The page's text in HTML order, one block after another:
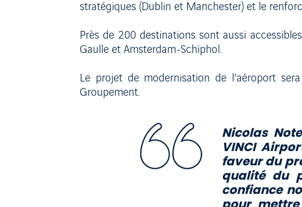
stratégiques (Dublin et Manchester) et le
Près de 200 destinations sont aussi
Gaulle et Amsterdam-Schiphol.
Le projet de modernisation de l’aéroport
Groupement.
Nicolas
VINCI
faveur du
qualité du
confiance